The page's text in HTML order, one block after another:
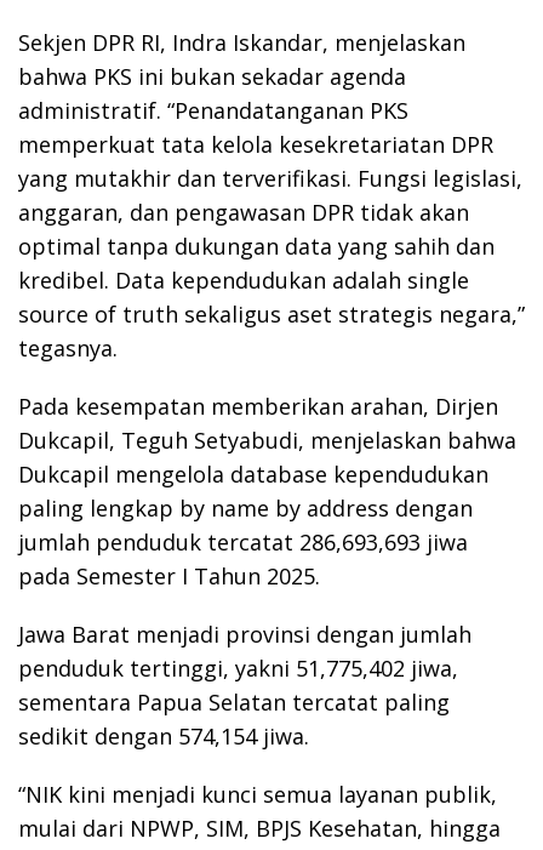
Sekjen DPR RI, Indra Iskandar, menjelaskan
bahwa PKS ini bukan sekadar agenda
administratif. “Penandatanganan PKS
memperkuat tata kelola kesekretariatan DPR
yang mutakhir dan terverifikasi. Fungsi legislasi,
anggaran, dan pengawasan DPR tidak akan
optimal tanpa dukungan data yang sahih dan
kredibel. Data kependudukan adalah single
source of truth sekaligus aset strategis negara,”
tegasnya.
Pada kesempatan memberikan arahan, Dirjen
Dukcapil, Teguh Setyabudi, menjelaskan bahwa
Dukcapil mengelola database kependudukan
paling lengkap by name by address dengan
jumlah penduduk tercatat 286,693,693 jiwa
pada Semester I Tahun 2025.
Jawa Barat menjadi provinsi dengan jumlah
penduduk tertinggi, yakni 51,775,402 jiwa,
sementara Papua Selatan tercatat paling
sedikit dengan 574,154 jiwa.
“NIK kini menjadi kunci semua layanan publik,
mulai dari NPWP, SIM, BPJS Kesehatan, hingga